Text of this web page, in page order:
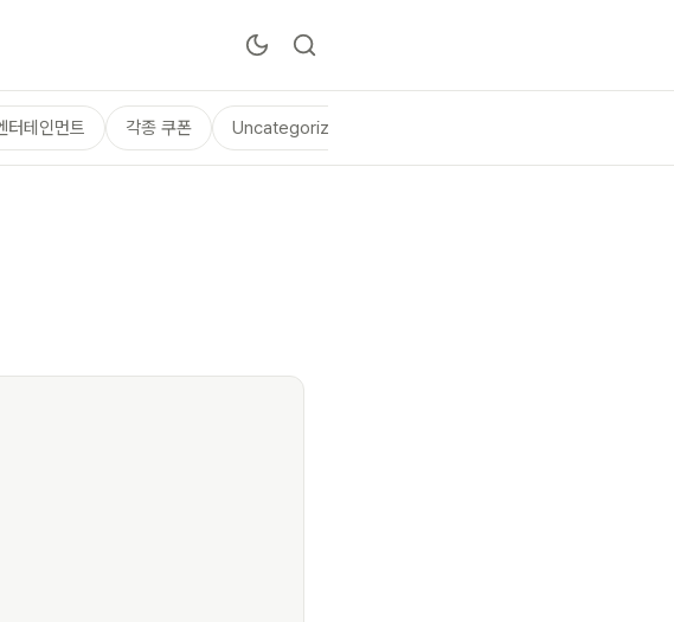
터테인먼트 각종 쿠폰 Uncategorized